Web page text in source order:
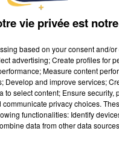
vie privée est
based on your consent and/
advertising; Create profiles for
Measure content
Develop and improve services;
select content; Ensure security,
privacy choices.
functionalities: Identify
data from other data